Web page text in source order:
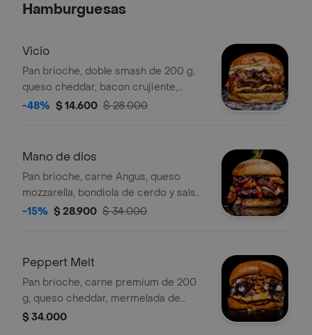
Hamburguesas
Vicio
Pan brioche, doble smash de 200 g,
queso cheddar, bacon crujiente,
cebolla caramelizada, mayonesa de
-48% $ 14.600 $ 28.000
Mano de dios
Pan brioche, carne Angus, queso
mozzarella, bondiola de cerdo y salsa
de arándanos al champagne. Incluye
-15% $ 28.900 $ 34.000
Peppert Melt
Pan brioche, carne premium de 200
g, queso cheddar, mermelada de
pimentón caramelizado, crema
$ 34.000